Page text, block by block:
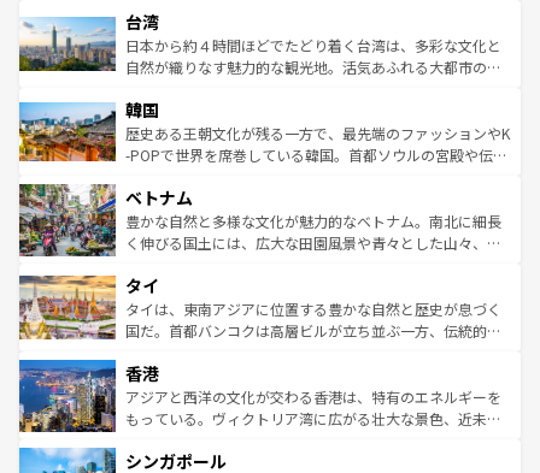
情報は
人々、おいしいローカルフードやハワイアンミュージッ
ク、伝統的なフラダンスなど、すべてがハワイの魅力を彩
っている。訪れるたびに新しい発見と感動が待っているハ
はコンテンツ一覧
リアリーフや大陸中央部にそびえるウルル（エアーズロッ
ク）、タスマニアの美しい原生林やケアンズの熱帯雨林な
ど、見どころがたくさん。また、カフェやワイン、オージ
いる。アクティビティも充実しており、サーフィンやダイ
ビング、ハイキングなど、アウトドア好きにはたまらな
い。オーストラリアの多彩な魅力を存分に味わいつくそ
参照してほしい。
台湾
日本から約４時間ほどでたどり着く台湾は、多彩な文化と
自然が織りなす魅力的な観光地。活気あふれる大都市の台
ン）、静ひつな山岳地帯である台湾東部など、都市の喧騒
と山間の静けさが共存しており、訪れる人に新しい発見と
驚きをもたらしてくれる。また、奥深い台湾の食文化も魅
容にもいいと評判のスイーツなど、バラエティ豊かな料理
が味わえる。 なお、新着の台湾情報は コンテンツ一覧を参
照してほしい。
韓国
歴史ある王朝文化が残る一方で、最先端のファッションやK
-POPで世界を席巻している韓国。首都ソウルの宮殿や伝統
き、地方に足を延ばせば四季折々の自然美を楽しむことが
できる。そして、キムチや焼肉、絶品のストリートフード
まで、さまざまな韓国料理が待っている。夜には、韓国な
リティに包まれながら、韓国の多彩な魅力を心ゆくまで味
わってみてほしい。 なお、新着の韓国情報はコンテンツ一
覧を参照してほしい。
ベトナム
豊かな自然と多様な文化が魅力的なベトナム。南北に細長
く伸びる国土には、広大な田園風景や青々とした山々、世
急速な発展と共に伝統が息づく。ハノイの古い町並みやホ
ーチミン市のフランス統治時代の建物も、独特の雰囲気を
醸し出している。また、バラエティの豊かさとおいしさで
とつ。フォーやバインミー、ベトナムコーヒーなどは、ぜ
ひ現地で味わいたい。どの地域を訪れてもあたたかい人々
が旅行者を迎えてくれるので、きっと忘れられない旅にな
参照してほしい。
タイ
タイは、東南アジアに位置する豊かな自然と歴史が息づく
国だ。首都バンコクは高層ビルが立ち並ぶ一方、伝統的な
の活気が交差している。北部ではチェンマイなどの山岳地
帯で自然と触れ合い、南部ではプーケットやクラビの美し
いビーチでリゾート気分を楽しむことができる。タイ料理
激する。気候は一年中温暖で、どの季節にも異なる楽しみ
香港
アジアと西洋の文化が交わる香港は、特有のエネルギーを
もっている。ヴィクトリア湾に広がる壮大な景色、近未来
み、どこを訪れても感動するはず。観光スポットが密集し
シンガポール